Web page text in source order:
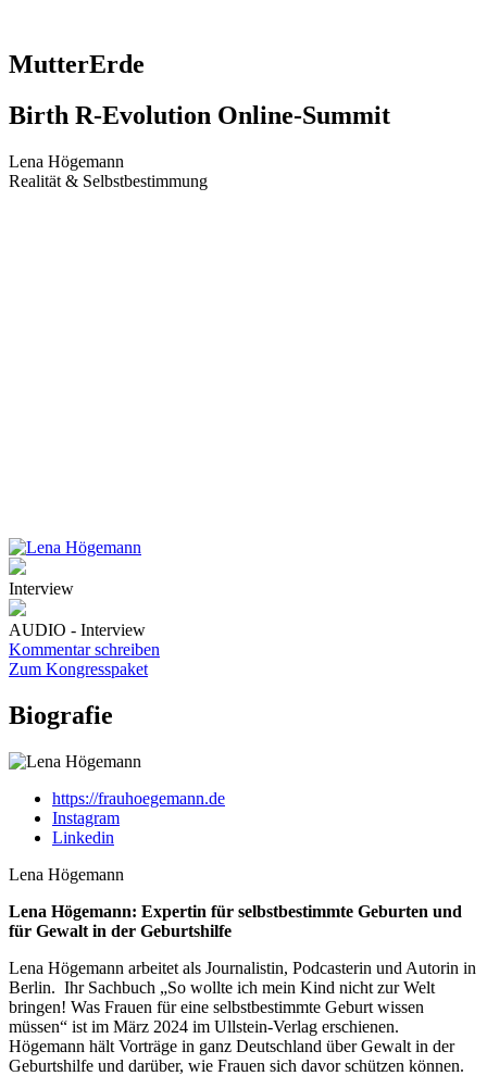
MutterErde
Birth R-Evolution Online-Summit
Lena Högemann
Realität & Selbstbestimmung
Interview
AUDIO - Interview
Kommentar schreiben
Zum Kongresspaket
Biografie
https://frauhoegemann.de
Instagram
Linkedin
Lena Högemann
Lena Högemann: Expertin für selbstbestimmte Geburten und
für Gewalt in der Geburtshilfe
Lena Högemann arbeitet als Journalistin, Podcasterin und Autorin in
Berlin. Ihr Sachbuch „So wollte ich mein Kind nicht zur Welt
bringen! Was Frauen für eine selbstbestimmte Geburt wissen
müssen“ ist im März 2024 im Ullstein-Verlag erschienen.
Högemann hält Vorträge in ganz Deutschland über Gewalt in der
Geburtshilfe und darüber, wie Frauen sich davor schützen können.